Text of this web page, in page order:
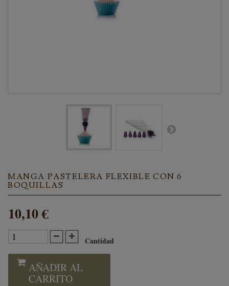
MANGA PASTELERA FLEXIBLE CON 6
BOQUILLAS
10,10 €
Cantidad
AÑADIR AL
CARRITO